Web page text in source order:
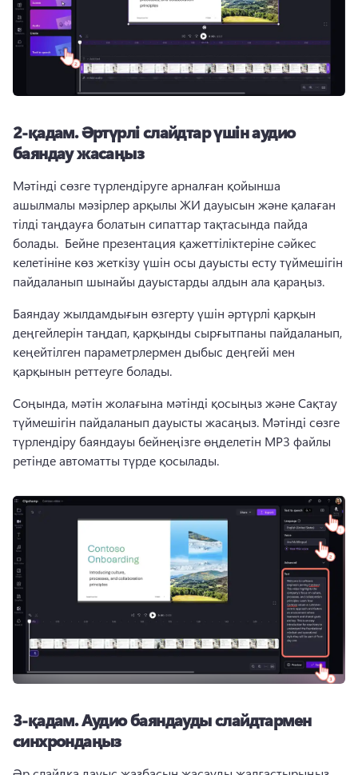
2-қадам.Әртүрлі слайдтар үшін аудио
баяндау жасаңыз
Мәтінді сөзге түрлендіруге арналған қойынша
ашылмалы мәзірлер арқылы ЖИ дауысын және қалаған
тілді таңдауға болатын сипаттар тақтасында пайда
болады. Бейне презентация қажеттіліктеріне сәйкес
келетініне көз жеткізу үшін осы дауысты есту түймешігін
пайдаланып шынайы дауыстарды алдын ала қараңыз.
Баяндау жылдамдығын өзгерту үшін әртүрлі қарқын
деңгейлерін таңдап, қарқынды сырғытпаны пайдаланып,
кеңейтілген параметрлермен дыбыс деңгейі мен
қарқынын реттеуге болады.
Соңында, мәтін жолағына мәтінді қосыңыз және Сақтау
түймешігін пайдаланып дауысты жасаңыз. Мәтінді сөзге
түрлендіру баяндауы бейнеңізге өңделетін MP3 файлы
ретінде автоматты түрде қосылады.
3-қадам.Аудио баяндауды слайдтармен
синхрондаңыз